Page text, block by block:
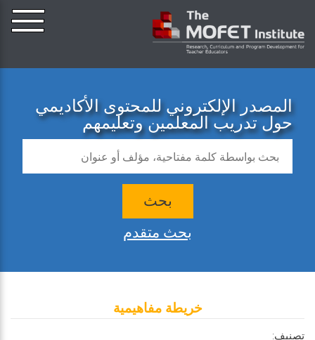
المصدر الإلكتروني للمحتوى الأكاديمي
حول تدريب المعلمين وتعليمهم
بحث
بحث متقدم
خريطة مفاهيمية
تصنيف: